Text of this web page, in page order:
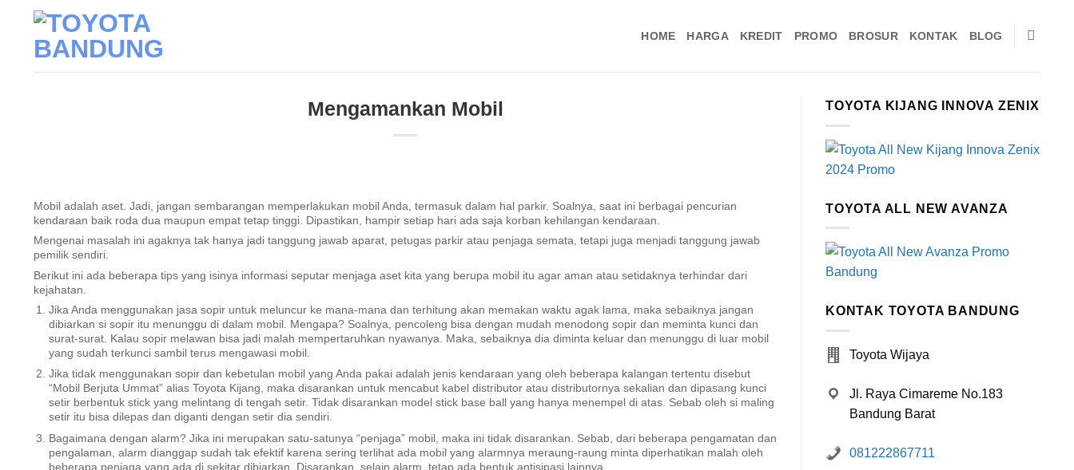
content
HOME HARGA KREDIT PROMO BROSUR KONTAK BLOG
Mengamankan Mobil
Mobil adalah aset. Jadi, jangan sembarangan memperlakukan mobil Anda, termasuk dalam hal parkir. Soalnya, saat ini berbagai pencurian
kendaraan baik roda dua maupun empat tetap tinggi. Dipastikan, hampir setiap hari ada saja korban kehilangan kendaraan.
Mengenai masalah ini agaknya tak hanya jadi tanggung jawab aparat, petugas parkir atau penjaga semata, tetapi juga menjadi tanggung jawab
pemilik sendiri.
Berikut ini ada beberapa tips yang isinya informasi seputar menjaga aset kita yang berupa mobil itu agar aman atau setidaknya terhindar dari
kejahatan.
Jika Anda menggunakan jasa sopir untuk meluncur ke mana-mana dan terhitung akan memakan waktu agak lama, maka sebaiknya jangan
dibiarkan si sopir itu menunggu di dalam mobil. Mengapa? Soalnya, pencoleng bisa dengan mudah menodong sopir dan meminta kunci dan
surat-surat. Kalau sopir melawan bisa jadi malah mempertaruhkan nyawanya. Maka, sebaiknya dia diminta keluar dan menunggu di luar mobil
yang sudah terkunci sambil terus mengawasi mobil.
Jika tidak menggunakan sopir dan kebetulan mobil yang Anda pakai adalah jenis kendaraan yang oleh beberapa kalangan tertentu disebut
“Mobil Berjuta Ummat” alias Toyota Kijang, maka disarankan untuk mencabut kabel distributor atau distributornya sekalian dan dipasang kunci
setir berbentuk stick yang melintang di tengah setir. Tidak disarankan model stick base ball yang hanya menempel di atas. Sebab oleh si maling
setir itu bisa dilepas dan diganti dengan setir dia sendiri.
Bagaimana dengan alarm? Jika ini merupakan satu-satunya “penjaga” mobil, maka ini tidak disarankan. Sebab, dari beberapa pengamatan dan
pengalaman, alarm dianggap sudah tak efektif karena sering terlihat ada mobil yang alarmnya meraung-raung minta diperhatikan malah oleh
beberapa penjaga yang ada di sekitar dibiarkan. Disarankan, selain alarm, tetap ada bentuk antisipasi lainnya.
TOYOTA KIJANG INNOVA ZENIX
TOYOTA ALL NEW AVANZA
KONTAK TOYOTA BANDUNG
Toyota Wijaya
Jl. Raya Cimareme No.183
Bandung Barat
081222867711